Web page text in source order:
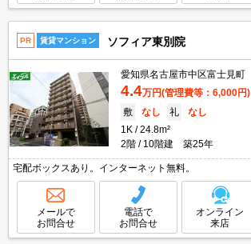
PR 賃貸マンション ソフィア東別院
愛知県名古屋市中区富士見町
4.4万円(管理費等：6,000円)
敷
なし 礼
なし
1K
24.8m²
2階
10階建 築25年
宅配ボックスあり。インターネット無料。
メールで
お問合せ
電話で
お問合せ
オンライン
来店